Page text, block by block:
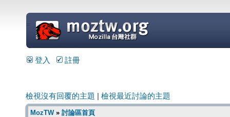
=
登入 註冊
檢視沒有回覆的主題 檢視最近討論的主題
MozTW» 討論區首頁